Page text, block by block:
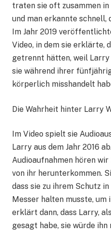
traten sie oft zusammen
und man erkannte schnell,
Im Jahr 2019
Video, in dem sie erklärte,
getrennt hätten, weil Larry
sie während ihrer
körperlich misshandelt
Die Wahrheit hinter Larry
Im Video spielt sie
Larry aus dem Jahr 2016
Audioaufnahmen hören
von ihr herunterkommen.
dass sie zu ihrem Schutz
Messer halten musste, um
erklärt dann, dass Larry,
gesagt habe, sie würde